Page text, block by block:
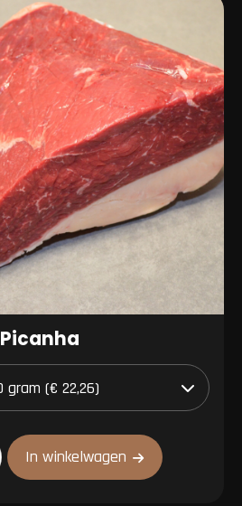
Picanha
In winkelwagen